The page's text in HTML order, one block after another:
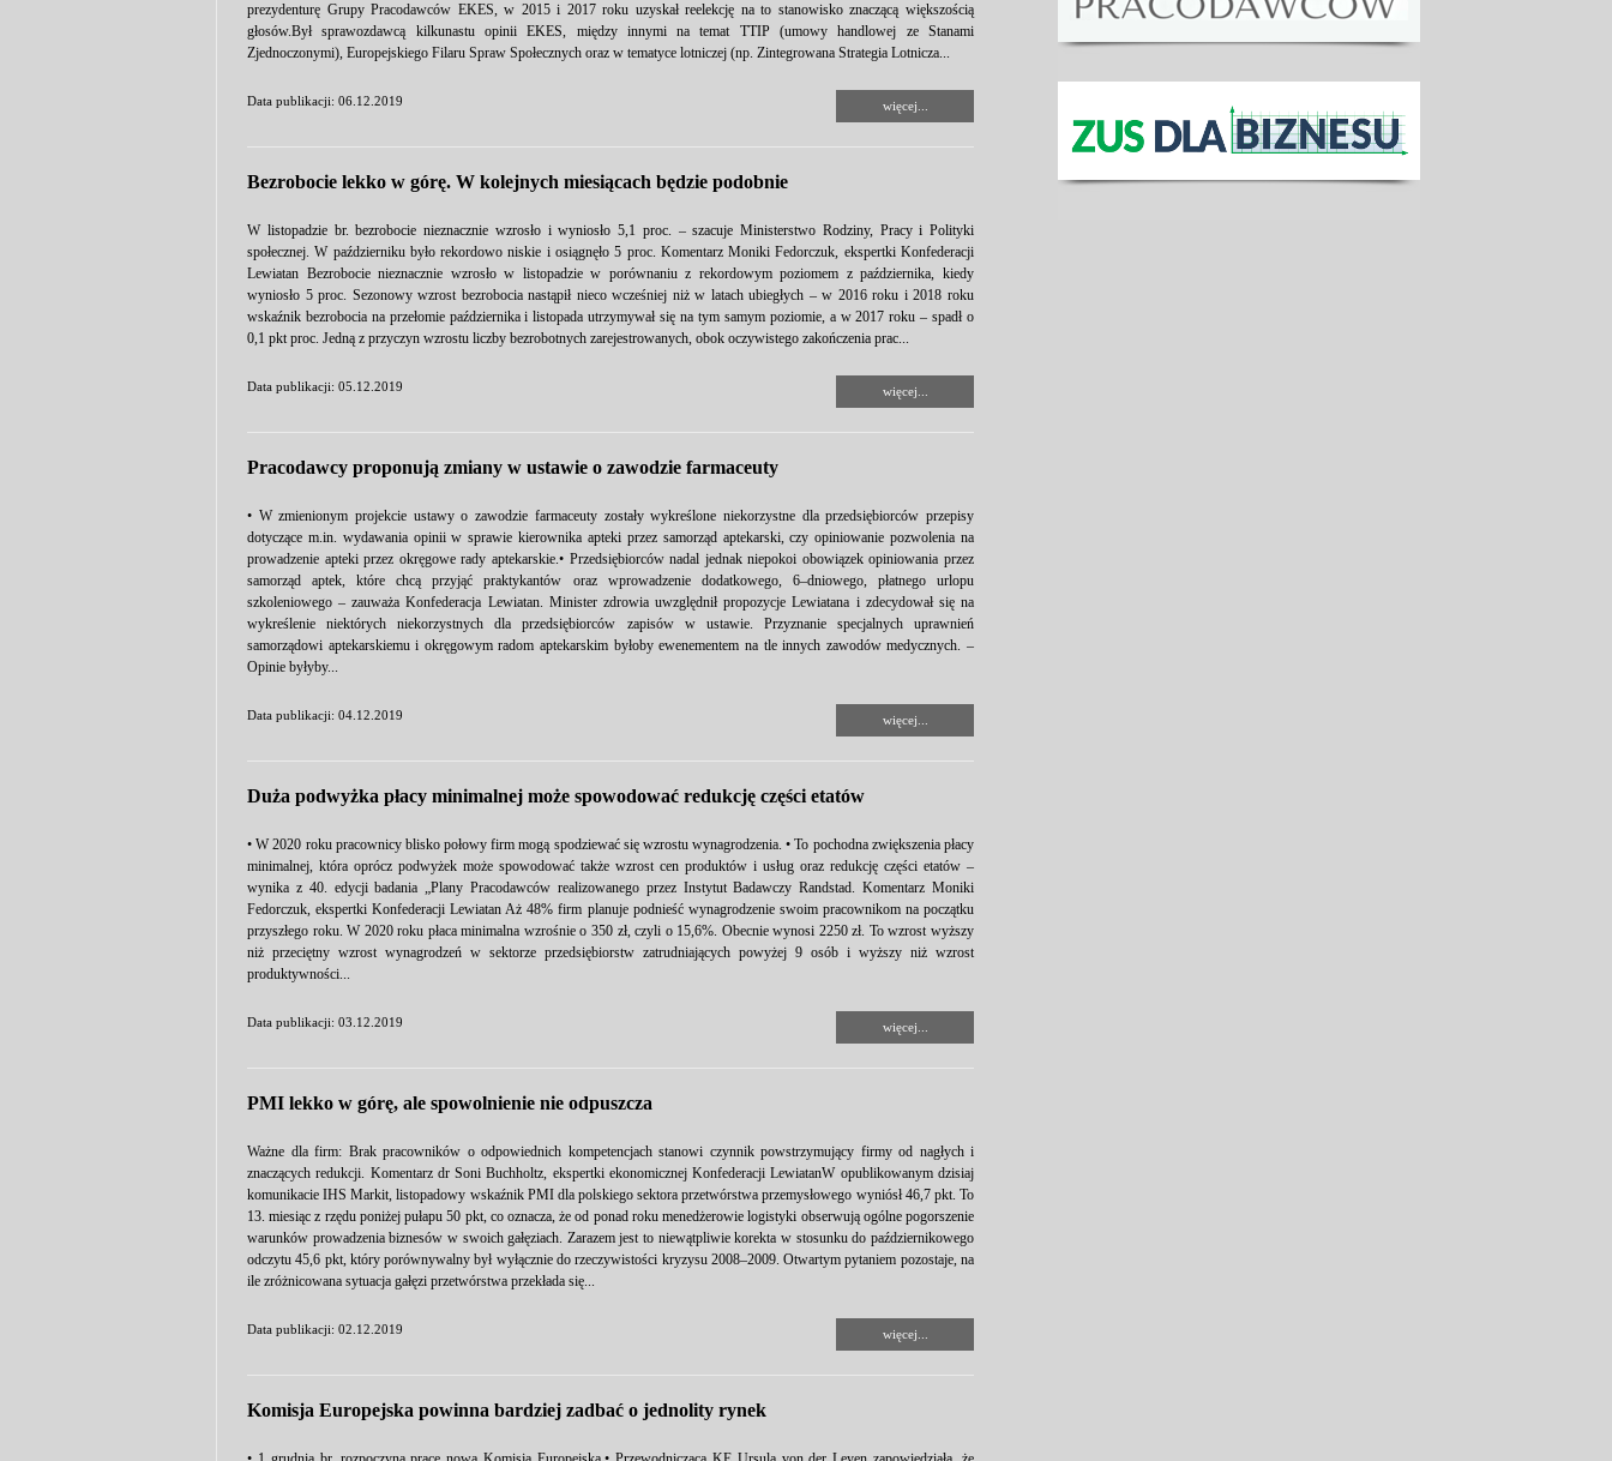
prezydenturę Grupy Pracodawców EKES, w 2015 i 2017 roku uzyskał reelekcję na to stanowisko znaczącą większością
głosów.Był sprawozdawcą kilkunastu opinii EKES, między innymi na temat TTIP (umowy handlowej ze Stanami
Zjednoczonymi), Europejskiego Filaru Spraw Społecznych oraz w tematyce lotniczej (np. Zintegrowana Strategia Lotnicza...
Data publikacji: 06.12.2019 więcej...
Bezrobocie lekko w górę. W kolejnych miesiącach będzie podobnie
W listopadzie br. bezrobocie nieznacznie wzrosło i wyniosło 5,1 proc. – szacuje Ministerstwo Rodziny, Pracy i Polityki
społecznej. W październiku było rekordowo niskie i osiągnęło 5 proc. Komentarz Moniki Fedorczuk, ekspertki Konfederacji
Lewiatan Bezrobocie nieznacznie wzrosło w listopadzie w porównaniu z rekordowym poziomem z października, kiedy
wyniosło 5 proc. Sezonowy wzrost bezrobocia nastąpił nieco wcześniej niż w latach ubiegłych – w 2016 roku i 2018 roku
wskaźnik bezrobocia na przełomie października i listopada utrzymywał się na tym samym poziomie, a w 2017 roku – spadł o
0,1 pkt proc. Jedną z przyczyn wzrostu liczby bezrobotnych zarejestrowanych, obok oczywistego zakończenia prac...
Data publikacji: 05.12.2019 więcej...
Pracodawcy proponują zmiany w ustawie o zawodzie farmaceuty
• W zmienionym projekcie ustawy o zawodzie farmaceuty zostały wykreślone niekorzystne dla przedsiębiorców przepisy
dotyczące m.in. wydawania opinii w sprawie kierownika apteki przez samorząd aptekarski, czy opiniowanie pozwolenia na
prowadzenie apteki przez okręgowe rady aptekarskie.• Przedsiębiorców nadal jednak niepokoi obowiązek opiniowania przez
samorząd aptek, które chcą przyjąć praktykantów oraz wprowadzenie dodatkowego, 6–dniowego, płatnego urlopu
szkoleniowego – zauważa Konfederacja Lewiatan. Minister zdrowia uwzględnił propozycje Lewiatana i zdecydował się na
wykreślenie niektórych niekorzystnych dla przedsiębiorców zapisów w ustawie. Przyznanie specjalnych uprawnień
samorządowi aptekarskiemu i okręgowym radom aptekarskim byłoby ewenementem na tle innych zawodów medycznych. –
Opinie byłyby...
Data publikacji: 04.12.2019 więcej...
Duża podwyżka płacy minimalnej może spowodować redukcję części etatów
• W 2020 roku pracownicy blisko połowy firm mogą spodziewać się wzrostu wynagrodzenia. • To pochodna zwiększenia płacy
minimalnej, która oprócz podwyżek może spowodować także wzrost cen produktów i usług oraz redukcję części etatów –
wynika z 40. edycji badania „Plany Pracodawców realizowanego przez Instytut Badawczy Randstad. Komentarz Moniki
Fedorczuk, ekspertki Konfederacji Lewiatan Aż 48% firm planuje podnieść wynagrodzenie swoim pracownikom na początku
przyszłego roku. W 2020 roku płaca minimalna wzrośnie o 350 zł, czyli o 15,6%. Obecnie wynosi 2250 zł. To wzrost wyższy
niż przeciętny wzrost wynagrodzeń w sektorze przedsiębiorstw zatrudniających powyżej 9 osób i wyższy niż wzrost
produktywności...
Data publikacji: 03.12.2019 więcej...
PMI lekko w górę, ale spowolnienie nie odpuszcza
Ważne dla firm: Brak pracowników o odpowiednich kompetencjach stanowi czynnik powstrzymujący firmy od nagłych i
znaczących redukcji. Komentarz dr Soni Buchholtz, ekspertki ekonomicznej Konfederacji LewiatanW opublikowanym dzisiaj
komunikacie IHS Markit, listopadowy wskaźnik PMI dla polskiego sektora przetwórstwa przemysłowego wyniósł 46,7 pkt. To
13. miesiąc z rzędu poniżej pułapu 50 pkt, co oznacza, że od ponad roku menedżerowie logistyki obserwują ogólne pogorszenie
warunków prowadzenia biznesów w swoich gałęziach. Zarazem jest to niewątpliwie korekta w stosunku do październikowego
odczytu 45,6 pkt, który porównywalny był wyłącznie do rzeczywistości kryzysu 2008–2009. Otwartym pytaniem pozostaje, na
ile zróżnicowana sytuacja gałęzi przetwórstwa przekłada się...
Data publikacji: 02.12.2019 więcej...
Komisja Europejska powinna bardziej zadbać o jednolity rynek